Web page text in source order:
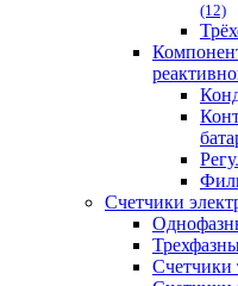
(12)
Счетчики
Счетчики